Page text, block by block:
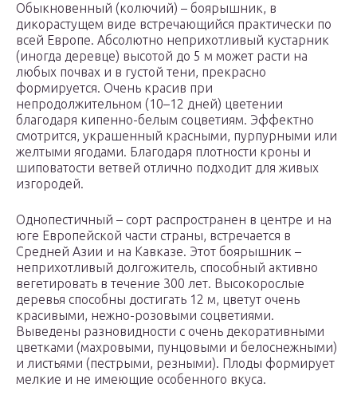
Обыкновенный (колючий) – боярышник, в
дикорастущем виде встречающийся практически по
всей Европе. Абсолютно неприхотливый кустарник
(иногда деревце) высотой до 5 м может расти на
любых почвах и в густой тени, прекрасно
формируется. Очень красив при
непродолжительном (10–12 дней) цветении
благодаря кипенно-белым соцветиям. Эффектно
смотрится, украшенный красными, пурпурными или
желтыми ягодами. Благодаря плотности кроны и
шиповатости ветвей отлично подходит для живых
изгородей.
Однопестичный – сорт распространен в центре и на
юге Европейской части страны, встречается в
Средней Азии и на Кавказе. Этот боярышник –
неприхотливый долгожитель, способный активно
вегетировать в течение 300 лет. Высокорослые
деревья способны достигать 12 м, цветут очень
красивыми, нежно-розовыми соцветиями.
Выведены разновидности с очень декоративными
цветками (махровыми, пунцовыми и белоснежными)
и листьями (пестрыми, резными). Плоды формирует
мелкие и не имеющие особенного вкуса.